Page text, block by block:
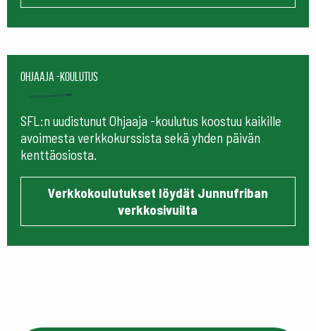
Ohjaaja -koulutus
SFL:n uudistunut Ohjaaja -koulutus koostuu kaikille
avoimesta verkkokurssista sekä yhden päivän
kenttäosiosta.
Verkkokoulutukset löydät Junnufriban
verkkosivuilta